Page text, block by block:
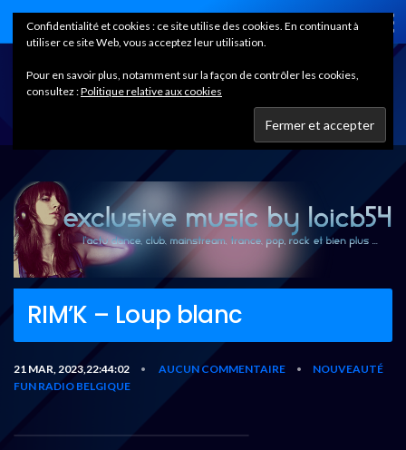
Home
RIM’K – Loup blanc
21 MAR, 2023,22:44:02 • AUCUN COMMENTAIRE •
NOUVEAUTÉ
FUN RADIO BELGIQUE
Confidentialité et cookies : ce site utilise des cookies. En continuant à
utiliser ce site Web, vous acceptez leur utilisation.
Pour en savoir plus, notamment sur la façon de contrôler les cookies,
consultez :Politique relative aux cookies